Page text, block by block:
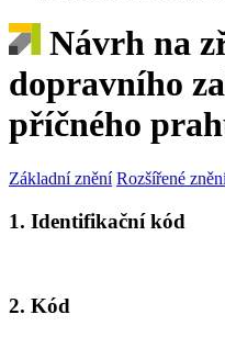
Návrh na
dopravního
příčného
Základní znění Rozšířené
1. Identifikační kód
2. Kód